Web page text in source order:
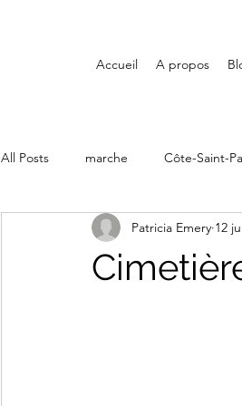
Accueil A propos
All Posts marche Côte-Saint-
Journée internationale des aînés
Patricia Emery 12